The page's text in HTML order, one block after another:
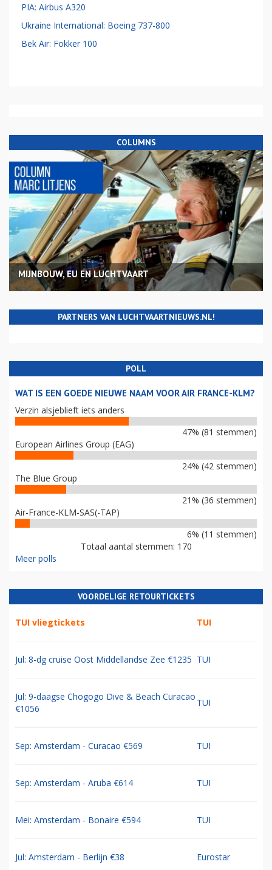
PIA: Airbus A320
Ukraine International: Boeing 737-800
Bek Air: Fokker 100
COLUMNS
MIJNBOUW, EU EN LUCHTVAART
PARTNERS VAN LUCHTVAARTNIEUWS.NL!
POLL
WAT IS EEN GOEDE NIEUWE NAAM VOOR AIR FRANCE-KLM?
Verzin alsjeblieft iets anders
47% (81 stemmen)
European Airlines Group (EAG)
24% (42 stemmen)
The Blue Group
21% (36 stemmen)
Air-France-KLM-SAS(-TAP)
6% (11 stemmen)
Totaal aantal stemmen: 170
Meer polls
VOORDELIGE RETOURTICKETS
TUI vliegtickets TUI
Jul: 8-dg cruise Oost Middellandse Zee €1235 TUI
Jul: 9-daagse Chogogo Dive & Beach Curacao
€1056
TUI
Sep: Amsterdam - Curacao €569 TUI
Sep: Amsterdam - Aruba €614 TUI
Mei: Amsterdam - Bonaire €594 TUI
Jul: Amsterdam - Berlijn €38 Eurostar